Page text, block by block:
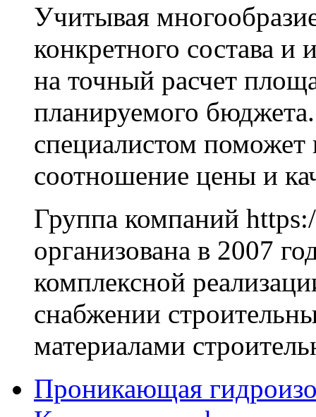
Учитывая
конкретного состава и
на точный расчет
планируемого
специалистом поможет
соотношение цены и
Группа компаний
организована в 2007
комплексной
снабжении
материалами
Проникающая